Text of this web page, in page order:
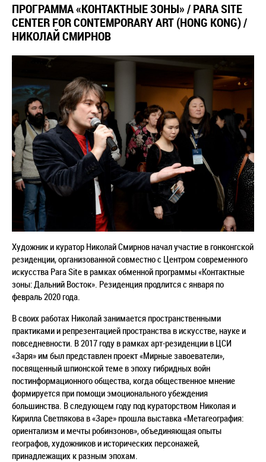
ПРОГРАММА «КОНТАКТНЫЕ ЗОНЫ» / PARA SITE
CENTER FOR CONTEMPORARY ART (HONG KONG) /
НИКОЛАЙ СМИРНОВ
Художник и куратор Николай Смирнов начал участие в гонконгской
резиденции, организованной совместно с Центром современного
искусства Para Site в рамках обменной программы «Контактные
зоны: Дальний Восток». Резиденция продлится с января по
февраль 2020 года.
В своих работах Николай занимается пространственными
практиками и репрезентацией пространства в искусстве, науке и
повседневности. В 2017 году в рамках арт-резиденции в ЦСИ
«Заря» им был представлен проект «Мирные завоеватели»,
посвященный шпионской теме в эпоху гибридных войн
постинформационного общества, когда общественное мнение
формируется при помощи эмоционального убеждения
большинства. В следующем году под кураторством Николая и
Кирилла Светлякова в «Заре» прошла выставка «Метагеография:
ориентализм и мечты робинзонов», объединяющая опыты
географов, художников и исторических персонажей,
принадлежащих к разным эпохам.